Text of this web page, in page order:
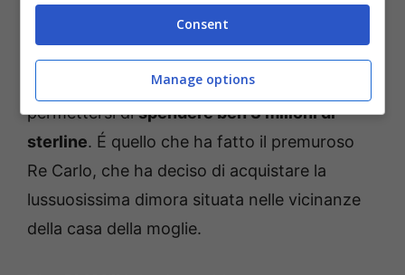
avrebbe temuto il disturbo dei vicini
avrebbero potuto renderle la vita impossibile.
Per evitarlo però, non tutti possono
permettersi dispendere ben 3 milioni di
sterline. É quello che ha fatto il premuroso
Re Carlo, che ha deciso di acquistare la
lussuosissima dimora situata nelle vicinanze
della casa della moglie.
Consent
Manage options